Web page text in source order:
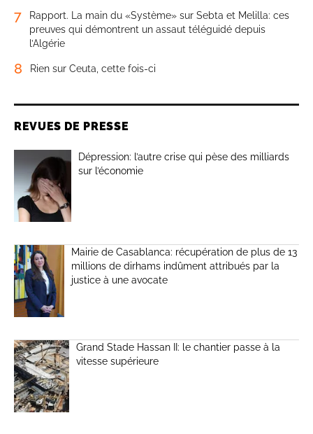
7
Rapport. La main du «Système» sur Sebta et Melilla: ces
preuves qui démontrent un assaut téléguidé depuis
l’Algérie
8 Rien sur Ceuta, cette fois-ci
REVUES DE PRESSE
Dépression: l’autre crise qui pèse des milliards
sur l’économie
Mairie de Casablanca: récupération de plus de 13
millions de dirhams indûment attribués par la
justice à une avocate
Grand Stade Hassan II: le chantier passe à la
vitesse supérieure